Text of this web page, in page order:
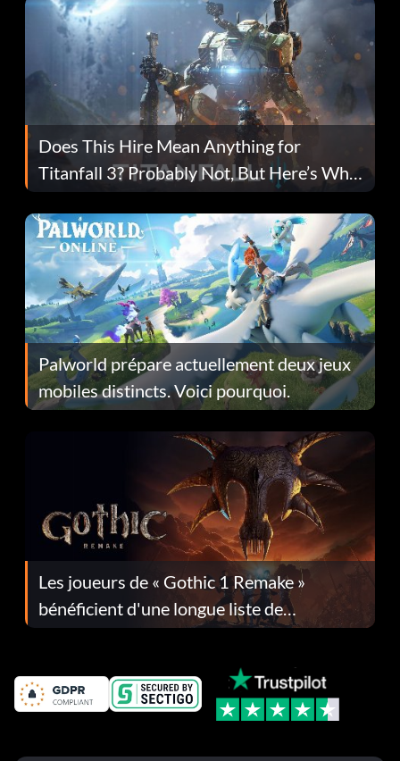
Does This Hire Mean Anything for
Titanfall 3? Probably Not, But Here’s Why
Fans Are Hopeful
Palworld prépare actuellement deux jeux
mobiles distincts. Voici pourquoi.
Les joueurs de « Gothic 1 Remake »
bénéficient d'une longue liste de
corrections dans la mise à jour 1.0.4